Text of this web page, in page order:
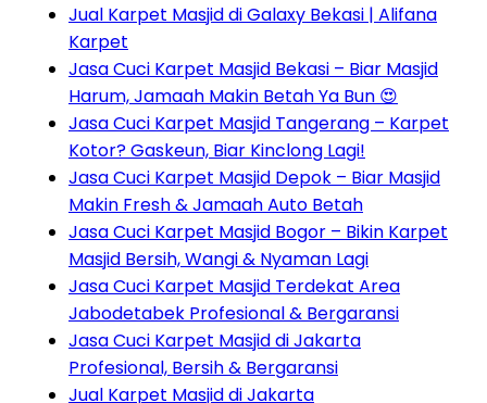
Jual Karpet Masjid di Galaxy Bekasi | Alifana
Karpet
Jasa Cuci Karpet Masjid Bekasi – Biar Masjid
Harum, Jamaah Makin Betah Ya Bun 😍
Jasa Cuci Karpet Masjid Tangerang – Karpet
Kotor? Gaskeun, Biar Kinclong Lagi!
Jasa Cuci Karpet Masjid Depok – Biar Masjid
Makin Fresh & Jamaah Auto Betah
Jasa Cuci Karpet Masjid Bogor – Bikin Karpet
Masjid Bersih, Wangi & Nyaman Lagi
Jasa Cuci Karpet Masjid Terdekat Area
Jabodetabek Profesional & Bergaransi
Jasa Cuci Karpet Masjid di Jakarta
Profesional, Bersih & Bergaransi
Jual Karpet Masjid di Jakarta